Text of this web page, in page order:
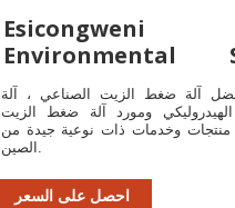
Esicongweni
Environmental
(EES)
آلة ضغط الزيت الصناعي ، آلة
ومورد آلة ضغط الزيت
منتجات وخدمات ذات نوعية جيدة من
الصين.
احصل على السعر